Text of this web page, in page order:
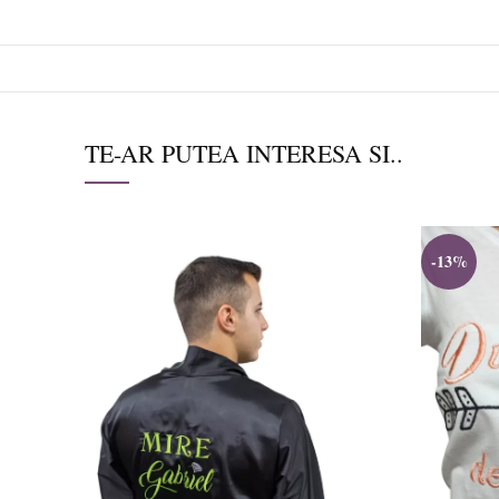
TE-AR PUTEA INTERESA SI..
-13%